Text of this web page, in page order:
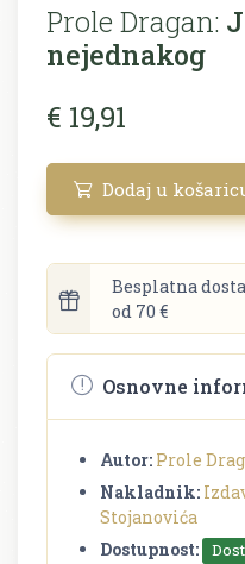
Prole Dragan:
nejednakog
€ 19,91
Dodaj u
Besplatna
od 70 €
Osnovne
Autor: Prole
Nakladnik:
Stojanovića
Dostupnost: